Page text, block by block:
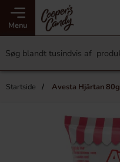
Menu
Startside Avesta Hjärtan 80g